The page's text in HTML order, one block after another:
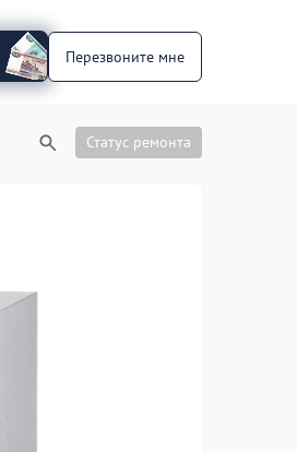
Перезвоните мне
Статус ремонта